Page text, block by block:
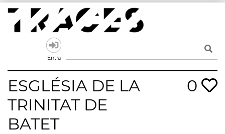
Skip
content
Un mapa de la memòria obert a tothom
Entra
ESGLÉSIA DE LA
TRINITAT DE
BATET
0